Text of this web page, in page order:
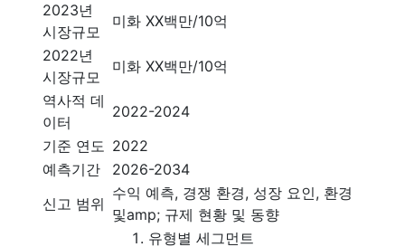
2023년
시장규모
미화 XX백만/10억
2022년
시장규모
미화 XX백만/10억
역사적 데
이터
2022-2024
기준 연도 2022
예측기간
2026-2034
신고 범위
수익 예측, 경쟁 환경, 성장 요인, 환경
및amp; 규제 현황 및 동향
유형별 세그먼트